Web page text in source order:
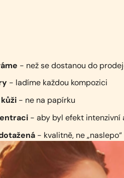
- než se dostanou do
- ladíme každou kompozici
- ne na papírku
- aby byl efekt intenzivní
- kvalitně, ne „naslepo“